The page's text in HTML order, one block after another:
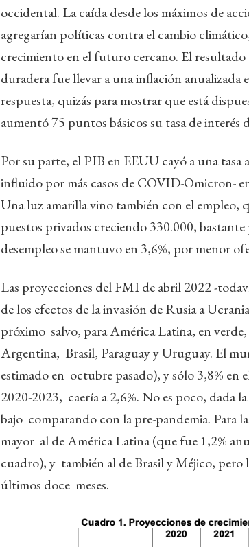
occidental. La caída desde los máximos de
agregarían políticas contra el cambio
crecimiento en el futuro cercano. El
duradera fue llevar a una inflación
respuesta, quizás para mostrar que está
aumentó 75 puntos básicos su tasa de interés
Por su parte, el PIB en EEUU cayó a una
influido por más casos de COVID-Omicron-
Una luz amarilla vino también con el empleo,
puestos privados creciendo 330.000,
desempleo se mantuvo en 3,6%, por menor
Las proyecciones del FMI de abril 2022 -
de los efectos de la invasión de Rusia a
próximo salvo, para América Latina, en
Argentina, Brasil, Paraguay y Uruguay. El
estimado en octubre pasado), y sólo 3,8%
2020-2023, caería a 2,6%. No es poco, dada
bajo comparando con la pre-pandemia. Para
mayor al de América Latina (que fue 1,2%
cuadro), y también al de Brasil y Méjico, pero
últimos doce meses.